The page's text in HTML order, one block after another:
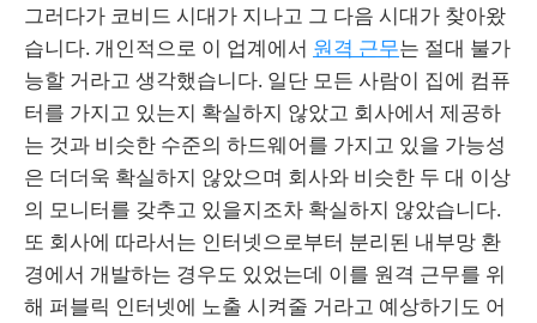
그러다가 코비드 시대가 지나고 그 다음 시대가 찾아왔
습니다. 개인적으로 이 업계에서 원격 근무는 절대 불가
능할 거라고 생각했습니다. 일단 모든 사람이 집에 컴퓨
터를 가지고 있는지 확실하지 않았고 회사에서 제공하
는 것과 비슷한 수준의 하드웨어를 가지고 있을 가능성
은 더더욱 확실하지 않았으며 회사와 비슷한 두 대 이상
의 모니터를 갖추고 있을지조차 확실하지 않았습니다.
또 회사에 따라서는 인터넷으로부터 분리된 내부망 환
경에서 개발하는 경우도 있었는데 이를 원격 근무를 위
해 퍼블릭 인터넷에 노출 시켜줄 거라고 예상하기도 어